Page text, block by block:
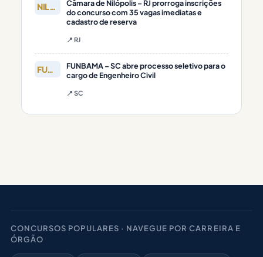
NILÓPOLIS
Câmara de Nilópolis – RJ prorroga inscrições
do concurso com 35 vagas imediatas e
cadastro de reserva
📍 RJ
FUNBAMA
FUNBAMA – SC abre processo seletivo para o
cargo de Engenheiro Civil
📍 SC
CONCURSOS POPULARES · NAVEGUE POR CARREIRA E
ÓRGÃO